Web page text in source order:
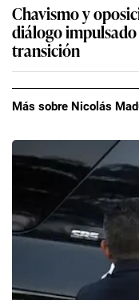
Chavismo y
diálogo
transición
Más sobre Nicolás